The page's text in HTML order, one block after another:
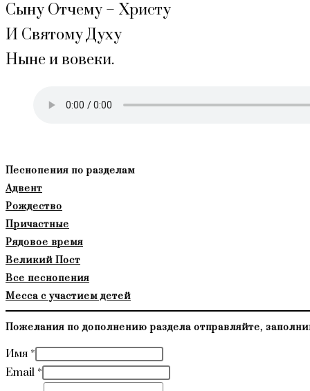
Сыну Отчему – Христу
И Святому Духу
Ныне и вовеки.
Песнопения по разделам
Адвент
Рождество
Причастные
Рядовое время
Великий Пост
Все песнопения
Месса с участием детей
Пожелания по дополнению раздела отправляйте,
Имя *
Email *